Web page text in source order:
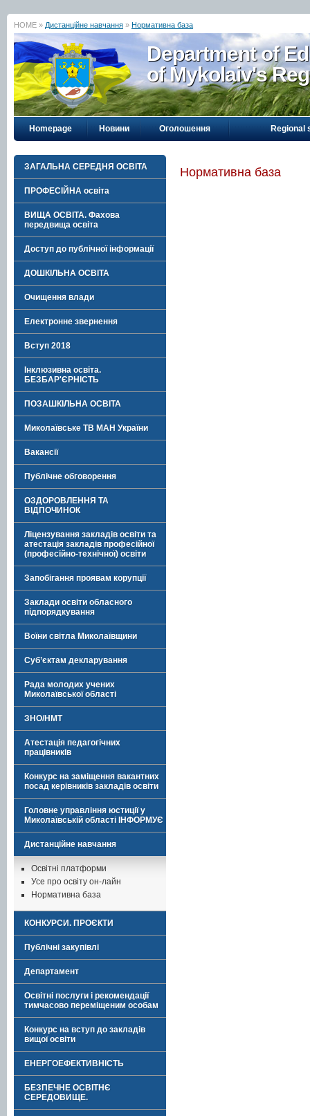
HOME » Дистанційне навчання » Нормативна база
Department of
of Mykolaiv's
Homepage Новини Оголошення Regional
ЗАГАЛЬНА СЕРЕДНЯ ОСВІТА
ПРОФЕСІЙНА освіта
ВИЩА ОСВІТА. Фахова
передвища освіта
Доступ до публічної інформації
ДОШКІЛЬНА ОСВІТА
Очищення влади
Електронне звернення
Вступ 2018
Інклюзивна освіта.
БЕЗБАР'ЄРНІСТЬ
ПОЗАШКІЛЬНА ОСВІТА
Миколаївське ТВ МАН України
Вакансії
Публічне обговорення
ОЗДОРОВЛЕННЯ ТА
ВІДПОЧИНОК
Ліцензування закладів освіти та
атестація закладів професійної
(професійно-технічної) освіти
Запобігання проявам корупції
Заклади освіти обласного
підпорядкування
Воїни світла Миколаївщини
Суб’єктам декларування
Рада молодих учених
Миколаївської області
ЗНО/НМТ
Атестація педагогічних
працівників
Конкурс на заміщення вакантних
посад керівників закладів освіти
Головне управління юстиції у
Миколаївській області ІНФОРМУЄ
Дистанційне навчання
Освітні платформи
Усе про освіту он-лайн
Нормативна база
КОНКУРСИ. ПРОЄКТИ
Публічні закупівлі
Департамент
Освітні послуги і рекомендації
тимчасово переміщеним особам
Конкурс на вступ до закладів
вищої освіти
ЕНЕРГОЕФЕКТИВНІСТЬ
БЕЗПЕЧНЕ ОСВІТНЄ
СЕРЕДОВИЩЕ.
Нормативна база